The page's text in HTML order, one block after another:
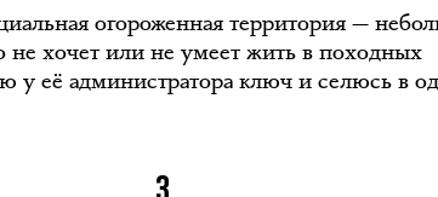
огороженная территория —
не хочет или не умеет жить в походных
у её администратора ключ и селюсь в